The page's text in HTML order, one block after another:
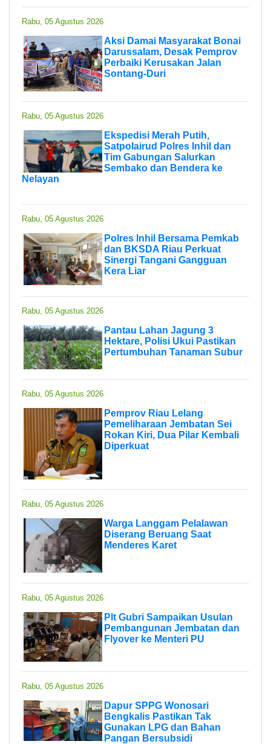
Rabu, 05 Agustus 2026
Aksi Damai Masyarakat Bonai
Darussalam, Desak Pemprov
Perbaiki Kerusakan Jalan
Sontang-Duri
Rabu, 05 Agustus 2026
Ekspedisi Merah Putih,
Satpolairud Polres Inhil dan
Tim Gabungan Salurkan
Sembako dan Bendera ke
Nelayan
Rabu, 05 Agustus 2026
Polres Inhil Bersama Pemkab
dan BKSDA Riau Perkuat
Sinergi Tangani Gangguan
Kera Liar
Rabu, 05 Agustus 2026
Pantau Lahan Jagung 3
Hektare, Polisi Ukui Pastikan
Pertumbuhan Tanaman Subur
Rabu, 05 Agustus 2026
Pemprov Riau Lelang
Pemeliharaan Jembatan Sei
Rokan Kiri, Dua Pilar Kembali
Diperkuat
Rabu, 05 Agustus 2026
Warga Langgam Pelalawan
Diserang Beruang Saat
Menderes Karet
Rabu, 05 Agustus 2026
Plt Gubri Sampaikan Usulan
Pembangunan Jembatan dan
Flyover ke Menteri PU
Rabu, 05 Agustus 2026
Dapur SPPG Wonosari
Bengkalis Pastikan Tak
Gunakan LPG dan Bahan
Pangan Bersubsidi